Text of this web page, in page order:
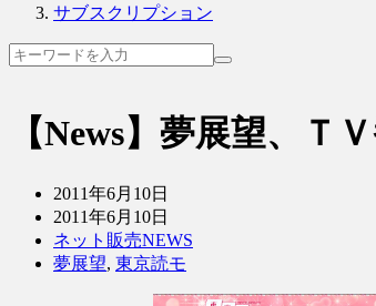
サブスクリプション
【News】夢展望、Ｔ
2011年6月10日
2011年6月10日
ネット販売NEWS
夢展望, 東京読モ